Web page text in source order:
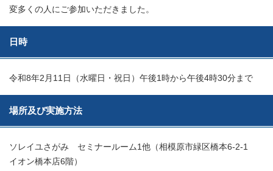
変多くの人にご参加いただきました。
日時
令和8年2月11日（水曜日・祝日）午後1時から午後4時30分まで
場所及び実施方法
ソレイユさがみ セミナールーム1他（相模原市緑区橋本6-2-1
イオン橋本店6階）